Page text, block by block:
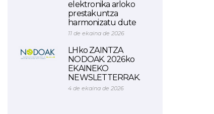
elektronika arloko
prestakuntza
harmonizatu dute
11 de ekaina de 2026
LHko ZAINTZA
NODOAK. 2026ko
EKAINEKO
NEWSLETTERRAK.
4 de ekaina de 2026